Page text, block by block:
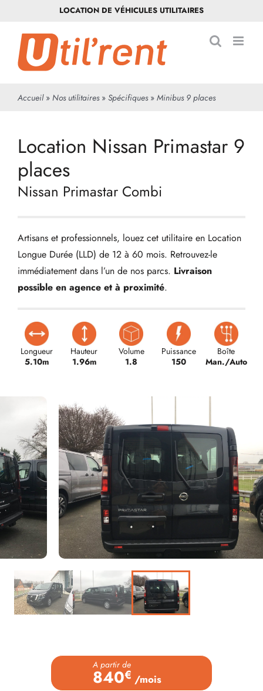
contenu
LOCATION DE VÉHICULES UTILITAIRES
Accueil» Nos utilitaires» Spécifiques» Minibus 9 places
Location Nissan Primastar 9
places
Nissan Primastar Combi
Artisans et professionnels, louez cet utilitaire en Location
Longue Durée (LLD) de 12 à 60 mois. Retrouvez-le
immédiatement dans l’un de nos parcs. Livraison
possible en agence et à proximité.
Longueur
5.10m
Hauteur
1.96m
Volume
1.8
Puissance
150
Boîte
Man./Auto
A partir de
840€ /mois